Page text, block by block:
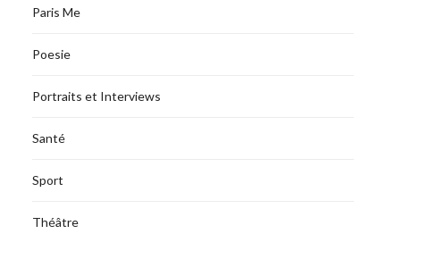
Paris Me
Poesie
Portraits et Interviews
Santé
Sport
Théâtre